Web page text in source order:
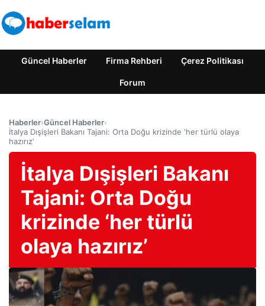
Güncel Haberler Firma Rehberi Çerez Politikası
Forum
Haberler›Güncel Haberler›
İtalya Dışişleri Bakanı Tajani: Orta Doğu krizinde ‘her türlü olaya
hazırız’
İtalya Dışişleri Bakanı
Tajani: Orta Doğu
krizinde ‘her türlü
olaya hazırız’